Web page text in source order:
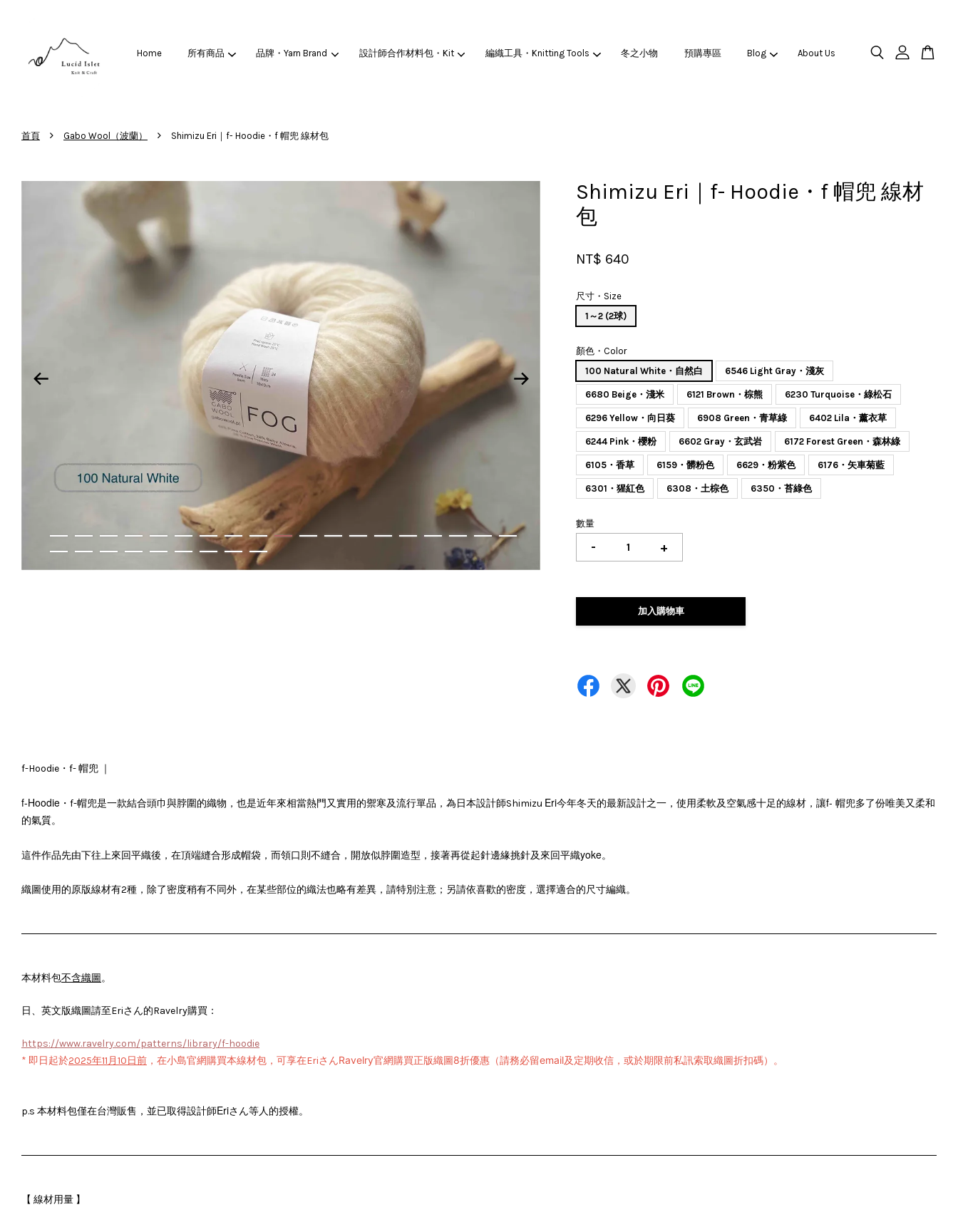
Home 所有商品 品牌・Yarn Brand 設計師合作材料包・Kit 編織工具・Knitting Tools 冬之小物 預購專區 Blog About Us
首頁 › Gabo Wool（波蘭） › Shimizu Eri｜f- Hoodie・f 帽兜 線材包
Shimizu Eri｜f- Hoodie・f 帽兜 線材
包
NT$ 640
尺寸・Size
1～2 (2球)
顏色・Color
100 Natural White・自然白
6546 Light Gray・淺灰
6680 Beige・淺米 6121 Brown・棕熊 6230 Turquoise・綠松石
6296 Yellow・向日葵 6908 Green・青草綠 6402 Lila・薰衣草
6244 Pink・櫻粉 6602 Gray・玄武岩 6172 Forest Green・森林綠
6105・香草 6159・髒粉色 6629・粉紫色 6176・矢車菊藍
6301・猩紅色 6308・土棕色 6350・苔綠色
數量
- +
加入購物車
f-Hoodie・f- 帽兜 ｜
f-Hoodie・ f-帽兜是一款結合頭巾與脖圍的織物，也是近年來相當熱門又實用的禦寒及流行單品，為日本設計師Shimizu Eri今年冬天的最新設計之一，使用柔軟及空氣感十足的線材，讓f- 帽兜多了份唯美又柔和
的氣質。
這件作品先由下往上來回平織後，在頂端縫合形成帽袋，而領口則不縫合，開放似脖圍造型，接著再從起針邊緣挑針及來回平織yoke。
織圖使用的原版線材有2種，除了密度稍有不同外，在某些部位的織法也略有差異，請特別注意；另請依喜歡的密度，選擇適合的尺寸編織。
本材料包不含織圖。
日、英文版織圖請至Eriさん的Ravelry購買：
https://www.ravelry.com/patterns/library/f-hoodie
* 即日起於2025年11月10日前 ，在小島官網購買本線材包，可享在EriさんRavelry官網購買正版織圖8折優惠（請務必留email及定期收信，或於期限前私訊索取織圖折扣碼）。
p.s 本材料包僅在台灣販售，並已取得設計師Eriさん等人的授權。
【 線材用量 】